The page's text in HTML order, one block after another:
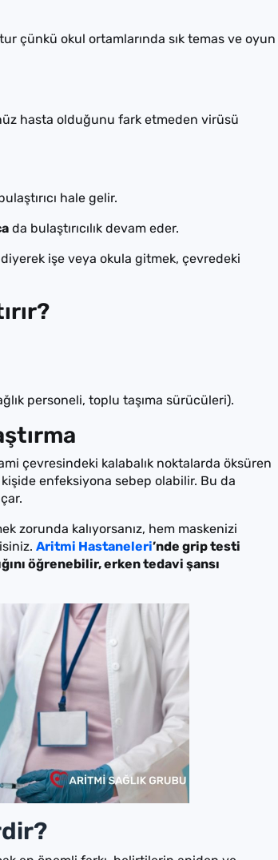
çünkü okul ortamlarında sık temas ve oyun
hasta olduğunu fark etmeden virüsü
hale gelir.
da bulaştırıcılık devam eder.
diyerek işe veya okula gitmek, çevredeki
personeli, toplu taşıma sürücüleri).
çevresindeki kalabalık noktalarda öksüren
enfeksiyona sebep olabilir. Bu da
zorunda kalıyorsanız, hem maskenizi
Aritmi Hastaneleri’nde grip testi
öğrenebilir, erken tedavi şansı